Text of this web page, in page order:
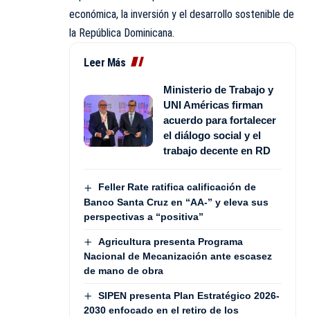
económica, la inversión y el desarrollo sostenible de
la República Dominicana.
Leer Más
Ministerio de Trabajo y
UNI Américas firman
acuerdo para fortalecer
el diálogo social y el
trabajo decente en RD
Feller Rate ratifica calificación de
Banco Santa Cruz en “AA-” y eleva sus
perspectivas a “positiva”
Agricultura presenta Programa
Nacional de Mecanización ante escasez
de mano de obra
SIPEN presenta Plan Estratégico 2026-
2030 enfocado en el retiro de los